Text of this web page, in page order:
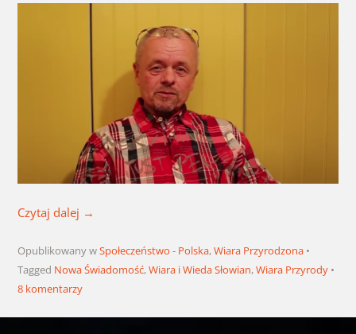
Czytaj dalej →
Opublikowany wSpołeczeństwo - Polska,Wiara Przyrodzona
Tagged Nowa Świadomość,Wiara i Wieda Słowian,Wiara Przyrody
8 komentarzy